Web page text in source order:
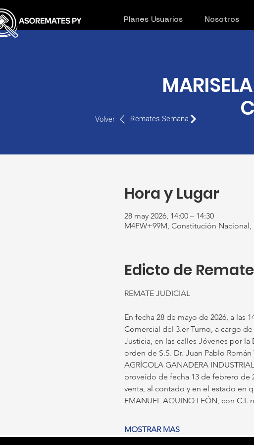
Planes Usuarios Nosotros
Hora y Lugar
28 may 2026, 14:00 – 14:30
M4FW+99M, Constitución Nacional,
Edicto de Remate
REMATE JUDICIAL
En fecha 28 de mayo de 2026, a las
Comercial del 3.er Turno, a cargo
Justicia, en las calles Jóvenes por
orden de S.S. Dr. Juan Pablo
AGRÍCOLA GANADERA
proveído de fecha 13 de febrero de
venta, al contado y en el estado en
EMANUEL AQUINO LEÓN, con C.I.
MOSTRAR MAS
Remates Semana
Volver